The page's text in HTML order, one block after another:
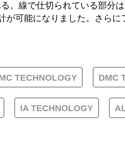
。線で仕切られている部分
可能になりました。さら
TECHNOLOGY DMC
IA TECHNOLOGY